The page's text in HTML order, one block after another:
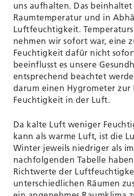
uns aufhalten. Das beinhaltet
Raumtemperatur und in
Luftfeuchtigkeit.
nehmen wir sofort war, eine
Feuchtigkeit dafür nicht
beeinflusst es unsere
entsprechend beachtet
darum einen Hygrometer zur
Feuchtigkeit in der Luft.
Da kalte Luft weniger
kann als warme Luft, ist die
Winter jeweils niedriger als
nachfolgenden Tabelle
Richtwerte der
unterschiedlichen Räumen